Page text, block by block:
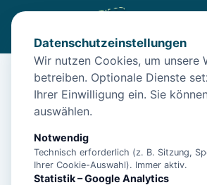
Start Unterkünfte Norderney/
Norderney!"
26548 Norderney
Datenschutzeinstellungen
Wir nutzen Cookies, um unsere
betreiben. Optionale Dienste
Ihrer Einwilligung ein. Sie
auswählen.
Notwendig
Technisch erforderlich (z. B. Sitzung,
Ihrer Cookie-Auswahl). Immer aktiv.
Statistik – Google Analytics